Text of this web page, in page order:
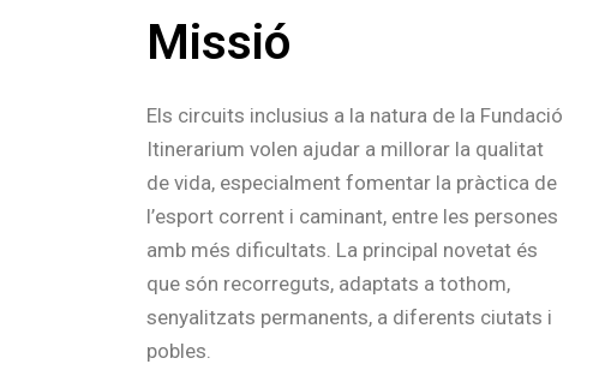
Missió
Els circuits inclusius a la natura de la Fundació
Itinerarium volen ajudar a millorar la qualitat
de vida, especialment fomentar la pràctica de
l’esport corrent i caminant, entre les persones
amb més dificultats. La principal novetat és
que són recorreguts, adaptats a tothom,
senyalitzats permanents, a diferents ciutats i
pobles.